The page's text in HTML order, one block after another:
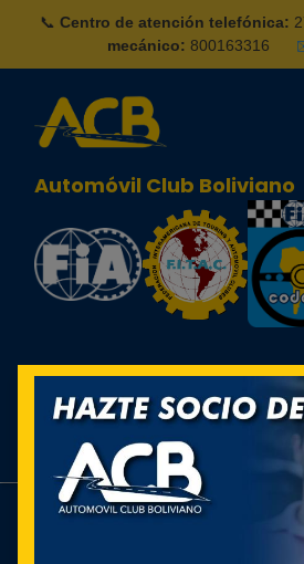
📞 Centro de atención telefónica:
mecánico: 800163316
Automóvil Club Boliviano
Events